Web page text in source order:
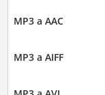
MP3 a AAC
MP3 a AIFF